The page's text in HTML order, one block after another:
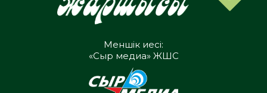
Меншік иесі:
«Сыр медиа» ЖШС